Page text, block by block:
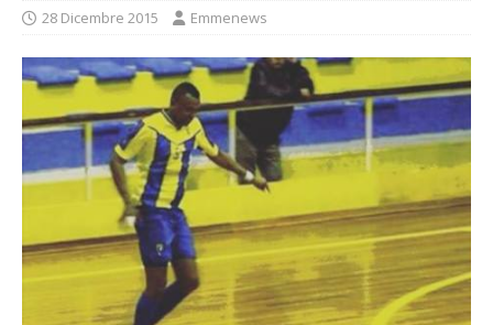
28 Dicembre 2015 Emmenews